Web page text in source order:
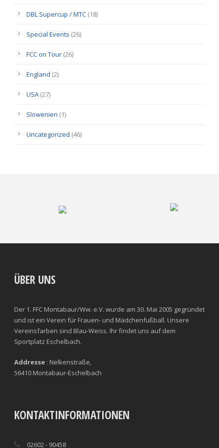
DBL Supercup / MTC (18)
Special Events (26)
FCC on Tour (26)
England (2)
USA (27)
Slowenien (1)
Uncategorized (46)
ÜBER UNS
Der 1. FFC Montabaur/Ww. e.V. wurde am 30. Mai 2005 gegründet
und ist ein Verein für Frauen- und Mädchenfußball. Unsere
Vereinsfarben sind Blau-Weiss. Ihr findet uns auf dem
Sportplatz Eschelbach.
Addresse : Nelkenstraße,
56410 Montabaur-Eschelbach
KONTAKTINFORMATIONEN
02602 - 90458